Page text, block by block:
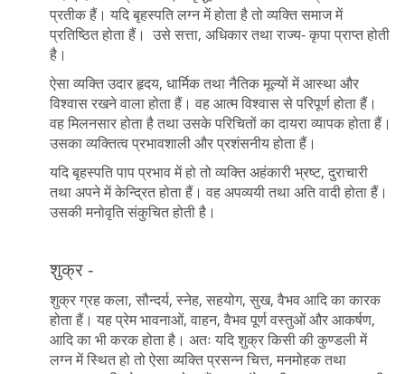
प्रतीक हैं। यदि बृहस्पति लग्न में होता है तो व्यक्ति समाज में
प्रतिष्ठित होता हैं। उसे सत्ता, अधिकार तथा राज्य- कृपा प्राप्त होती
है।
ऐसा व्यक्ति उदार हृदय, धार्मिक तथा नैतिक मूल्यों में आस्था और
विश्वास रखने वाला होता हैं। वह आत्म विश्वास से परिपूर्ण होता हैं।
वह मिलनसार होता है तथा उसके परिचितों का दायरा व्यापक होता हैं।
उसका व्यक्तित्व प्रभावशाली और प्रशंसनीय होता हैं।
यदि बृहस्पति पाप प्रभाव में हो तो व्यक्ति अहंकारी भ्रष्ट, दुराचारी
तथा अपने में केन्द्रित होता हैं। वह अपव्ययी तथा अति वादी होता हैं।
उसकी मनोवृति संकुचित होती है।
शुक्र -
शुक्र ग्रह कला, सौन्दर्य, स्नेह, सहयोग, सुख, वैभव आदि का कारक
होता हैं। यह प्रेम भावनाओं, वाहन, वैभव पूर्ण वस्तुओं और आकर्षण,
आदि का भी करक होता है। अतः यदि शुक्र किसी की कुण्डली में
लग्न में स्थित हो तो ऐसा व्यक्ति प्रसन्न चित्त, मनमोहक तथा